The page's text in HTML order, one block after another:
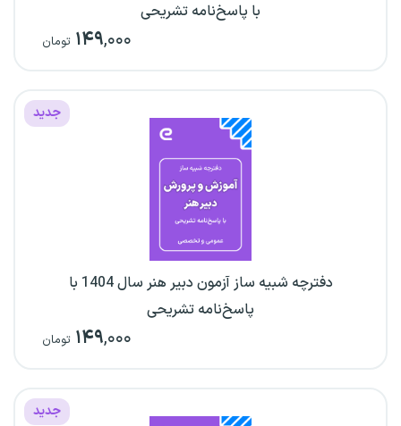
با پاسخ‌نامه تشریحی
۱۴۹,۰۰۰ تومان
جدید
دفترچه شبیه ساز آزمون دبیر هنر سال 1404 با
پاسخ‌نامه تشریحی
۱۴۹,۰۰۰ تومان
جدید